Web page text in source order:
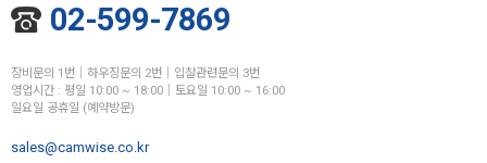
02-599-7869
장비문의 1번│하우징문의 2번│입찰관련문의 3번
영업시간 : 평일 10:00 ~ 18:00│토요일 10:00 ~ 16:00
일요일 공휴일 (예약방문)
sales@camwise.co.kr